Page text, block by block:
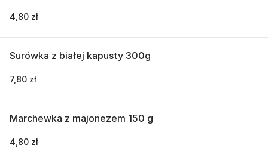
4,80 zł
Surówka z białej kapusty 300g
7,80 zł
Marchewka z majonezem 150 g
4,80 zł